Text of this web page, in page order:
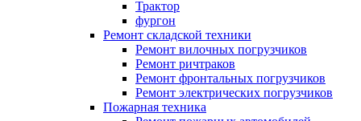
Трактор
фургон
Ремонт складской техники
Ремонт вилочных погрузчиков
Ремонт ричтраков
Ремонт фронтальных погрузчиков
Ремонт электрических погрузчиков
Пожарная техника